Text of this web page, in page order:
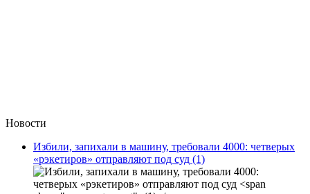
Новости
Избили, запихали в машину, требовали 4000: четверых
«рэкетиров» отправляют под суд (1)